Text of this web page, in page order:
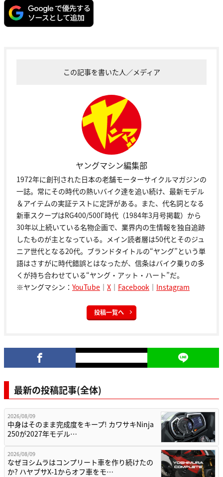
この記事を書いた人／メディア
ヤングマシン編集部
1972年に創刊された日本の老舗モーターサイクルマガジンの
一誌。常にその時代の熱いバイク達を追い続け、最新モデル
＆アイテムの実証テストに定評がある。また、代名詞となる
新車スクープはRG400/500Γ時代（1984年3月号掲載）から
30年以上続いている名物企画で、業界内の生情報を独自追跡
したものが主となっている。メイン読者層は50代とそのジュ
ニア世代となる20代。ブランドタイトルの“ヤング”という単
語はさすがに時代錯誤とはなったが、信条はバイク乗りの多
くが持ち合わせている“ヤング・アット・ハート”だ。
※ヤングマシン： YouTube ｜ X ｜ Facebook ｜ Instagram
投稿一覧へ
最新の投稿記事(全体)
2026/08/09
中身はそのまま完成度をキープ! カワサキNinja
250が2027年モデル…
2026/08/09
なぜヨシムラはコンプリート車を作り続けたの
か? ハヤブサX-1からオフ車をモ…